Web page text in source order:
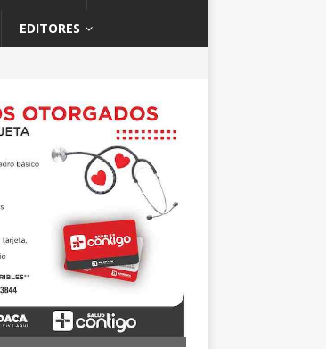
EDITORES